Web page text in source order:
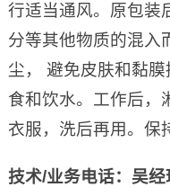
行适当通风。原包装
分等其他物质的混入
尘， 避免皮肤和黏
食和饮水。工作后，
衣服，洗后再用。保
技术/业务电话：吴经